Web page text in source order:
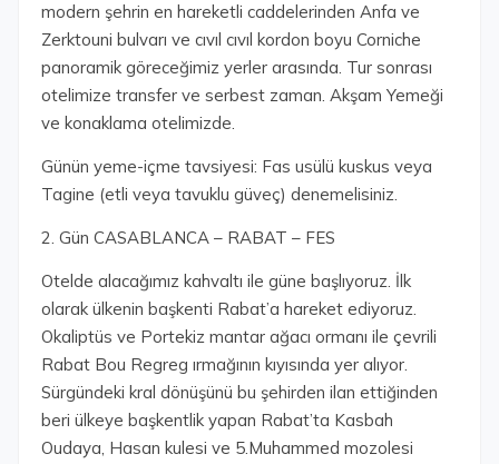
modern şehrin en hareketli caddelerinden Anfa ve
Zerktouni bulvarı ve cıvıl cıvıl kordon boyu Corniche
panoramik göreceğimiz yerler arasında. Tur sonrası
otelimize transfer ve serbest zaman. Akşam Yemeği
ve konaklama otelimizde.
Günün yeme-içme tavsiyesi: Fas usülü kuskus veya
Tagine (etli veya tavuklu güveç) denemelisiniz.
2. Gün CASABLANCA – RABAT – FES
Otelde alacağımız kahvaltı ile güne başlıyoruz. İlk
olarak ülkenin başkenti Rabat’a hareket ediyoruz.
Okaliptüs ve Portekiz mantar ağacı ormanı ile çevrili
Rabat Bou Regreg ırmağının kıyısında yer alıyor.
Sürgündeki kral dönüşünü bu şehirden ilan ettiğinden
beri ülkeye başkentlik yapan Rabat’ta Kasbah
Oudaya, Hasan kulesi ve 5.Muhammed mozolesi